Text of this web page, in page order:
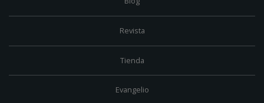
Revista
Tienda
Evangelio